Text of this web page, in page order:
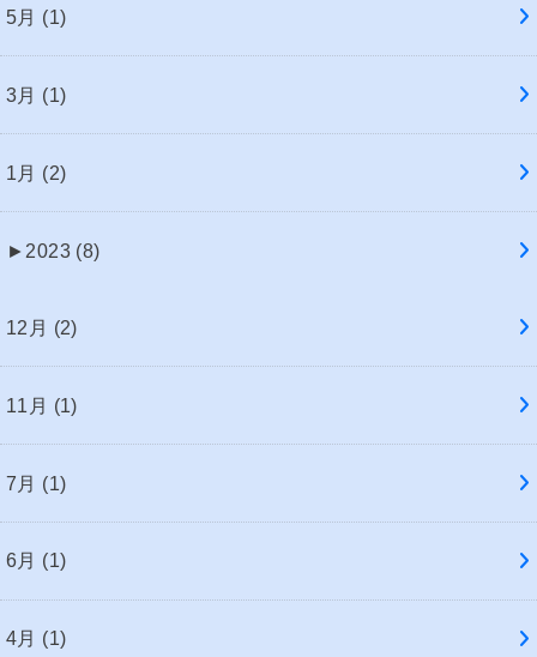
5月 (1)
3月 (1)
1月 (2)
► 2023 (8)
12月 (2)
11月 (1)
7月 (1)
6月 (1)
4月 (1)